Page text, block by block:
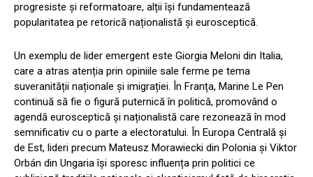
progresiste și reformatoare, alții își fundamentează
popularitatea pe retorică naționalistă și eurosceptică.
Un exemplu de lider emergent este Giorgia Meloni din Italia,
care a atras atenția prin opiniile sale ferme pe tema
suveranității naționale și imigrației. În Franța, Marine Le Pen
continuă să fie o figură puternică în politică, promovând o
agendă eurosceptică și naționalistă care rezonează în mod
semnificativ cu o parte a electoratului. În Europa Centrală și
de Est, lideri precum Mateusz Morawiecki din Polonia și Viktor
Orbán din Ungaria își sporesc influența prin politici ce